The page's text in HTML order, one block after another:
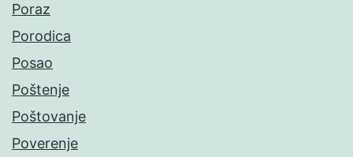
Poraz
Porodica
Posao
Poštenje
Poštovanje
Poverenje